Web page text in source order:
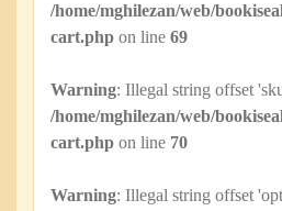
/home/mghilezan/web/
cart.php on line 69
Warning: Illegal string offset
/home/mghilezan/web/
cart.php on line 70
Warning: Illegal string offset